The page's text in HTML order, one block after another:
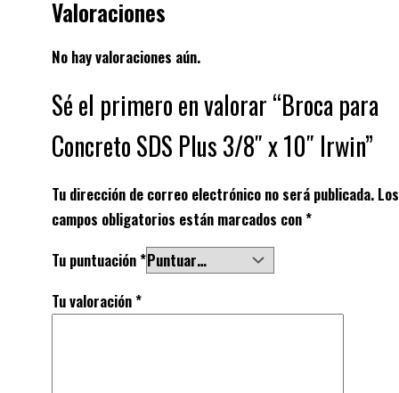
Valoraciones
No hay valoraciones aún.
Sé el primero en valorar “Broca para
Concreto SDS Plus 3/8″ x 10″ Irwin”
Tu dirección de correo electrónico no será publicada. Los
campos obligatorios están marcados con*
Tu puntuación*
Tu valoración*